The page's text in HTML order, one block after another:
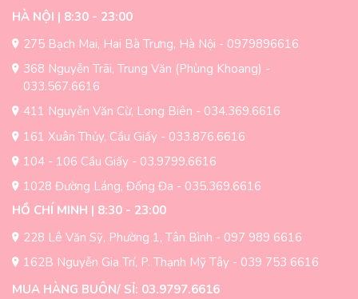
HÀ NỘI | 8:30 - 23:00
275 Bạch Mai, Hai Bà Trưng, Hà Nội - 0979896616
368 Nguyễn Trãi, Trung Văn (Phùng Khoang) -
033.567.6616
411 Nguyễn Văn Cừ, Long Biên - 034.369.6616
161 Xuân Thủy, Cầu Giấy - 033.876.6616
104 - 106 Cầu Giấy - 03.9799.6616
1028 Đường Láng, Đống Đa - 035.369.6616
HỒ CHÍ MINH | 8:30 - 23:00
228 Lê Văn Sỹ, Phường 1, Tân Bình - 097 989 6616
162B Nguyễn Gia Trí, P. Thạnh Mỹ Tây - 039 753 6616
MUA HÀNG BUÔN/ SỈ: 03.9797.6616